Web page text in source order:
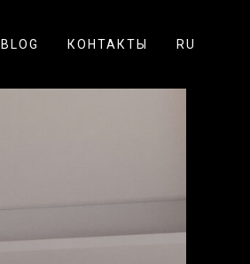
BLOG КОНТАКТЫ RU